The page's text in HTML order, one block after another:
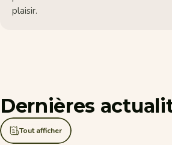
plaisir.
Dernières
Tout afficher